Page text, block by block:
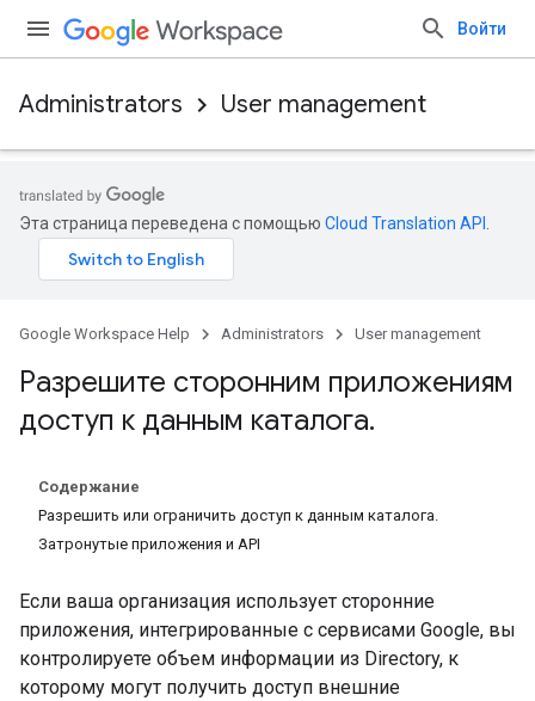
Войти
Administrators User management
Эта страница переведена с помощью Cloud Translation API
Google Workspace Help Administrators User management
Разрешите сторонним приложениям
доступ к данным каталога.
Содержание
Разрешить или ограничить доступ к данным каталога.
Затронутые приложения и API
Если ваша организация использует сторонние
приложения, интегрированные с сервисами Google, вы
контролируете объем информации из Directory, к
которому могут получить доступ внешние